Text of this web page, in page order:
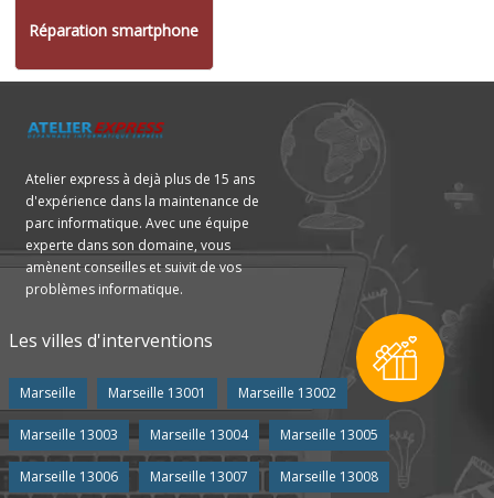
Réparation smartphone
Atelier express à dejà plus de 15 ans
d'expérience dans la maintenance de
parc informatique. Avec une équipe
experte dans son domaine, vous
amènent conseilles et suivit de vos
problèmes informatique.
Les villes d'interventions
Marseille Marseille 13001 Marseille 13002
Marseille 13003 Marseille 13004 Marseille 13005
Marseille 13006 Marseille 13007 Marseille 13008